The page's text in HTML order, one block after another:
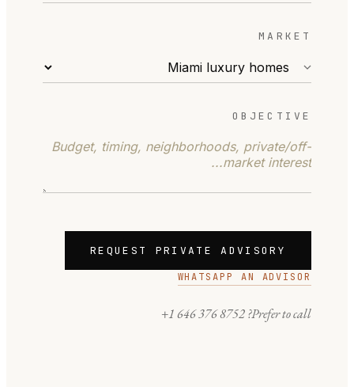
MARKET
OBJECTIVE
REQUEST PRIVATE ADVISORY
WHATSAPP AN ADVISOR
Prefer to call?
+1 646 376 8752